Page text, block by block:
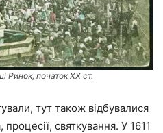
Ринок, початок ХХ ст.
тут також відбувалися
святкування. У 1611